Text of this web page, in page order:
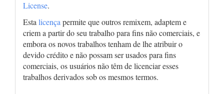
License.
Esta licença permite que outros remixem, adaptem e
criem a partir do seu trabalho para fins não comerciais, e
embora os novos trabalhos tenham de lhe atribuir o
devido crédito e não possam ser usados para fins
comerciais, os usuários não têm de licenciar esses
trabalhos derivados sob os mesmos termos.